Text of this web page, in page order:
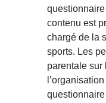
contenu est
chargé de la
sports. Les
parentale sur